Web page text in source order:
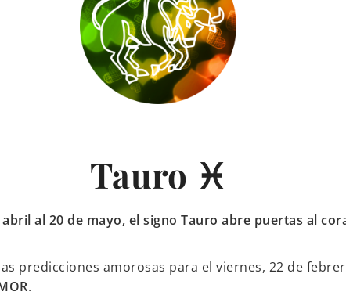
Tauro ♓
abril al 20 de mayo, el signo Tauro abre puertas al
predicciones amorosas para el viernes, 22 de
.